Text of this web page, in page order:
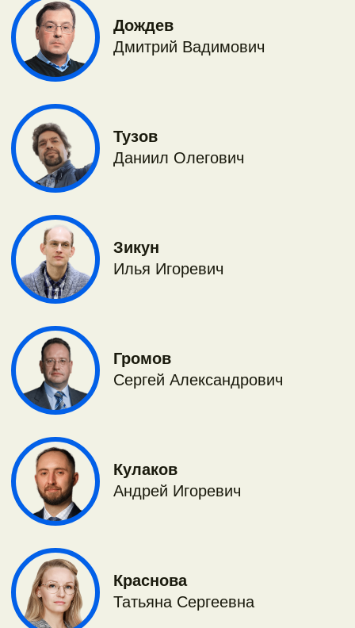
Сергей Александрович
Радислав
Радикович
Кулаков
Зикун
Илья Игоревич
Краснова
Татьяна Сергеевна